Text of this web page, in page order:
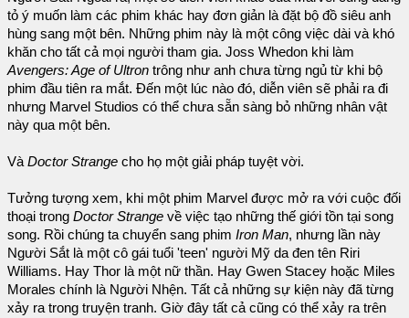
tỏ ý muốn làm các phim khác hay đơn giản là đặt bộ đồ siêu anh
hùng sang một bên. Những phim này là một công việc dài và khó
khăn cho tất cả mọi người tham gia. Joss Whedon khi làm
Avengers: Age of Ultron trông như anh chưa từng ngủ từ khi bộ
phim đầu tiên ra mắt. Đến một lúc nào đó, diễn viên sẽ phải ra đi
nhưng Marvel Studios có thể chưa sẵn sàng bỏ những nhân vật
này qua một bên.
VàDoctor Strange cho họ một giải pháp tuyệt vời.
Tưởng tượng xem, khi một phim Marvel được mở ra với cuộc đối
thoại trong Doctor Strange về việc tạo những thế giới tồn tại song
song. Rồi chúng ta chuyển sang phim Iron Man, nhưng lần này
Người Sắt là một cô gái tuổi 'teen' người Mỹ da đen tên Riri
Williams. Hay Thor là một nữ thần. Hay Gwen Stacey hoặc Miles
Morales chính là Người Nhện. Tất cả những sự kiện này đã từng
xảy ra trong truyện tranh. Giờ đây tất cả cũng có thể xảy ra trên